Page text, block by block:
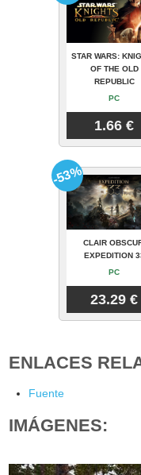
STAR WARS:
OF THE OLD
REPUBLIC
PC
1.66 €
CLAIR
EXPEDITION
PC
23.29 €
-53%
ENLACES
Fuente
IMÁGENES: